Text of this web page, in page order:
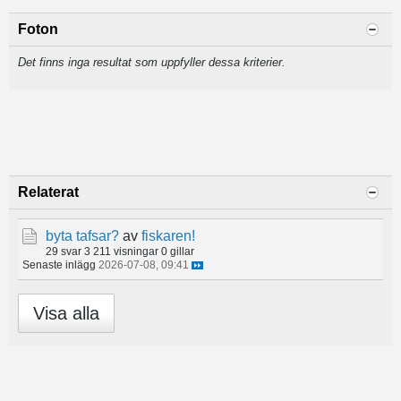
Foton
Det finns inga resultat som uppfyller dessa kriterier.
Relaterat
byta tafsar? av fiskaren!
29 svar 3 211 visningar 0 gillar
Senaste inlägg 2026-07-08, 09:41
Visa alla